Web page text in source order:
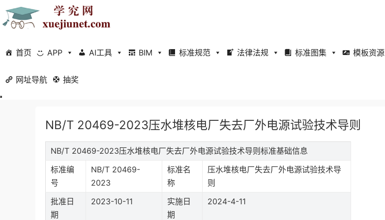
首页 APP AI工具 BIM 标准规范 法律法规 标准图集 模板资源
网址导航 抽奖
当前位置：首页
NB/T 20469-2023压水堆核电厂失去厂外电源试验技术导则
NB/T 20469-2023压水堆核电厂失去厂外电源试验技术导则标准基础信息
标准编
号
NB/T 20469-
2023
标准名
称
压水堆核电厂失去厂外电源试验技术导
则
批准日
期
2023-10-11
实施日
期
2024-4-11